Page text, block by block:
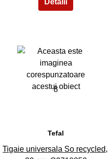
8
Tefal
Tigaie universala So recycled,